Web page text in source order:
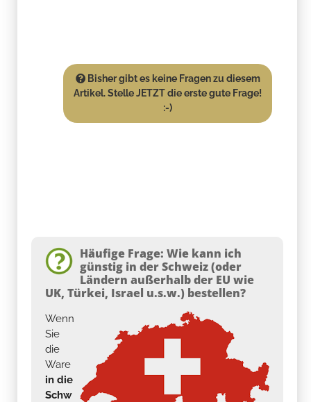
Bisher gibt es keine Fragen zu diesem
Artikel. Stelle JETZT die erste gute Frage!
:-)
Häufige Frage: Wie kann ich
günstig in der Schweiz (oder
Ländern außerhalb der EU wie
UK, Türkei, Israel u.s.w.) bestellen?
Wenn
Sie
die
Ware
in die
Schw